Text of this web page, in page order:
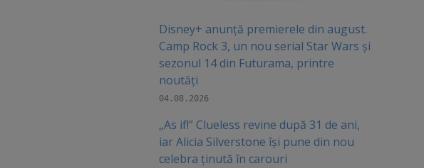
Disney+ anunță premierele din august.
Camp Rock 3, un nou serial Star Wars și
sezonul 14 din Futurama, printre
noutăți
04.08.2026
„As if!” Clueless revine după 31 de ani,
iar Alicia Silverstone își pune din nou
celebra ținută în carouri